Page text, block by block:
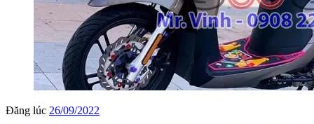
Đăng lúc 26/09/2022